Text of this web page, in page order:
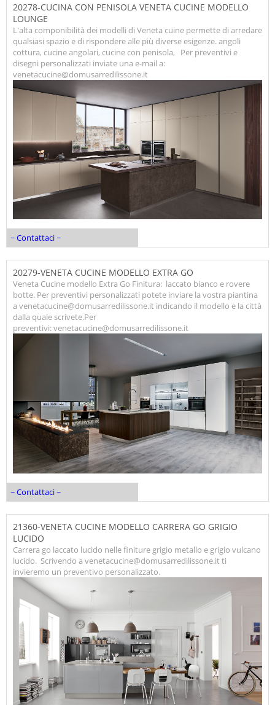
20278-CUCINA CON PENISOLA VENETA CUCINE MODELLO
LOUNGE
L'alta componibilità dei modelli di Veneta cuine permette di arredare
qualsiasi spazio e di rispondere alle più diverse esigenze. angoli
cottura, cucine angolari, cucine con penisola, Per preventivi e
disegni personalizzati inviate una e-mail a:
venetacucine@domusarredilissone.it
~ Contattaci ~
20279-VENETA CUCINE MODELLO EXTRA GO
Veneta Cucine modello Extra Go Finitura: laccato bianco e rovere
botte. Per preventivi personalizzati potete inviare la vostra piantina
a venetacucine@domusarredilissone.it indicando il modello e la città
dalla quale scrivete.Per
preventivi: venetacucine@domusarredilissone.it
~ Contattaci ~
21360-VENETA CUCINE MODELLO CARRERA GO GRIGIO
LUCIDO
Carrera go laccato lucido nelle finiture grigio metallo e grigio vulcano
lucido. Scrivendo a venetacucine@domusarredilissone.it ti
invieremo un preventivo personalizzato.